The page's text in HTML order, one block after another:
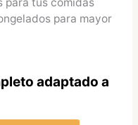
para mayor
adaptado a